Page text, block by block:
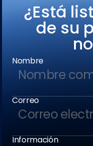
¿Está
de su
Nombre
Correo
Información